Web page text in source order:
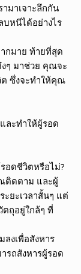
มาเจาะลึกกัน
บหนีได้อย่างไร
กมาย ท้ายที่สุด
ๆ มาช่วย คุณจะ
ซึ่งจะทำให้คุณ
ละทำให้ผู้รอด
อดชีวิตหรือไม่?
ติดตาม และผู้
ะยะเวลาสั้นๆ แต่
ถุอยู่ใกล้ๆ ที่
งเพื่อสังหาร
รถสังหารผู้รอด